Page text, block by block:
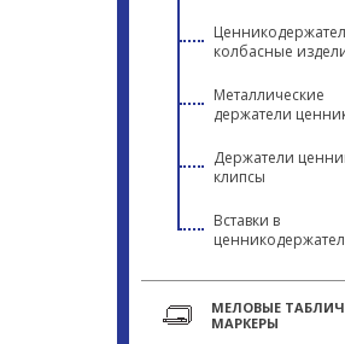
колбасные
Металлические
держатели
Держатели
клипсы
Вставки в
МЕЛОВЫЕ
МАРКЕРЫ